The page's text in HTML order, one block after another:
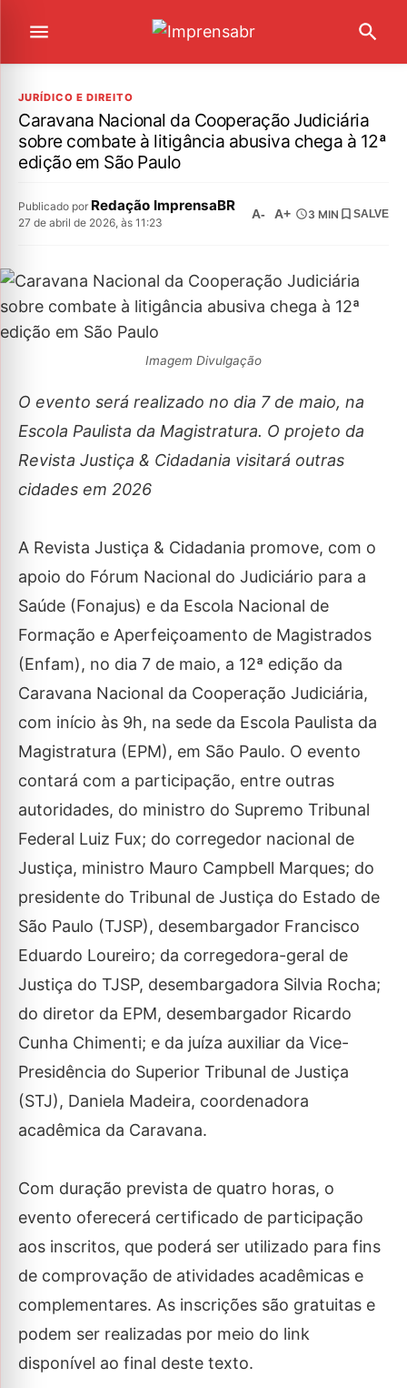
JURÍDICO E DIREITO
Caravana Nacional da Cooperação Judiciária
sobre combate à litigância abusiva chega à 12ª
edição em São Paulo
Publicado por Redação ImprensaBR
27 de abril de 2026, às 11:23
A- A+ 3 MIN SALVE
Imagem Divulgação
O evento será realizado no dia 7 de maio, na
Escola Paulista da Magistratura. O projeto da
Revista Justiça & Cidadania visitará outras
cidades em 2026
A Revista Justiça & Cidadania promove, com o
apoio do Fórum Nacional do Judiciário para a
Saúde (Fonajus) e da Escola Nacional de
Formação e Aperfeiçoamento de Magistrados
(Enfam), no dia 7 de maio, a 12ª edição da
Caravana Nacional da Cooperação Judiciária,
com início às 9h, na sede da Escola Paulista da
Magistratura (EPM), em São Paulo. O evento
contará com a participação, entre outras
autoridades, do ministro do Supremo Tribunal
Federal Luiz Fux; do corregedor nacional de
Justiça, ministro Mauro Campbell Marques; do
presidente do Tribunal de Justiça do Estado de
São Paulo (TJSP), desembargador Francisco
Eduardo Loureiro; da corregedora-geral de
Justiça do TJSP, desembargadora Silvia Rocha;
do diretor da EPM, desembargador Ricardo
Cunha Chimenti; e da juíza auxiliar da Vice-
Presidência do Superior Tribunal de Justiça
(STJ), Daniela Madeira, coordenadora
acadêmica da Caravana.
Com duração prevista de quatro horas, o
evento oferecerá certificado de participação
aos inscritos, que poderá ser utilizado para fins
de comprovação de atividades acadêmicas e
complementares. As inscrições são gratuitas e
podem ser realizadas por meio do link
disponível ao final deste texto.